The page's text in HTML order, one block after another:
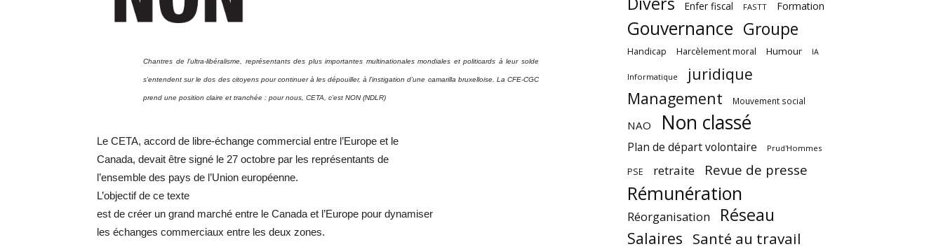
Chantres de l’ultra-libéralisme, représentants des plus importantes multinationales mondiales et politicards à leur solde
s’entendent sur le dos des citoyens pour continuer à les dépouiller, à l’instigation d’une camarilla bruxelloise. La CFE-CGC
prend une position claire et tranchée : pour nous, CETA, c’est NON (NDLR)
Le CETA, accord de libre-échange commercial entre l’Europe et le
Canada, devait être signé le 27 octobre par les représentants de
l’ensemble des pays de l’Union européenne.
L’objectif de ce texte
est de créer un grand marché entre le Canada et l’Europe pour dynamiser
les échanges commerciaux entre les deux zones.
Enfer fiscal FASTT Formation
Gouvernance Groupe
Handicap Harcèlement moral Humour IA
Informatique
juridique
Management
Mouvement social
NAO Non classé
Plan de départ volontaire Prud'Hommes
PSE retraite Revue de presse
Rémunération
Réorganisation Réseau
Salaires Santé au travail